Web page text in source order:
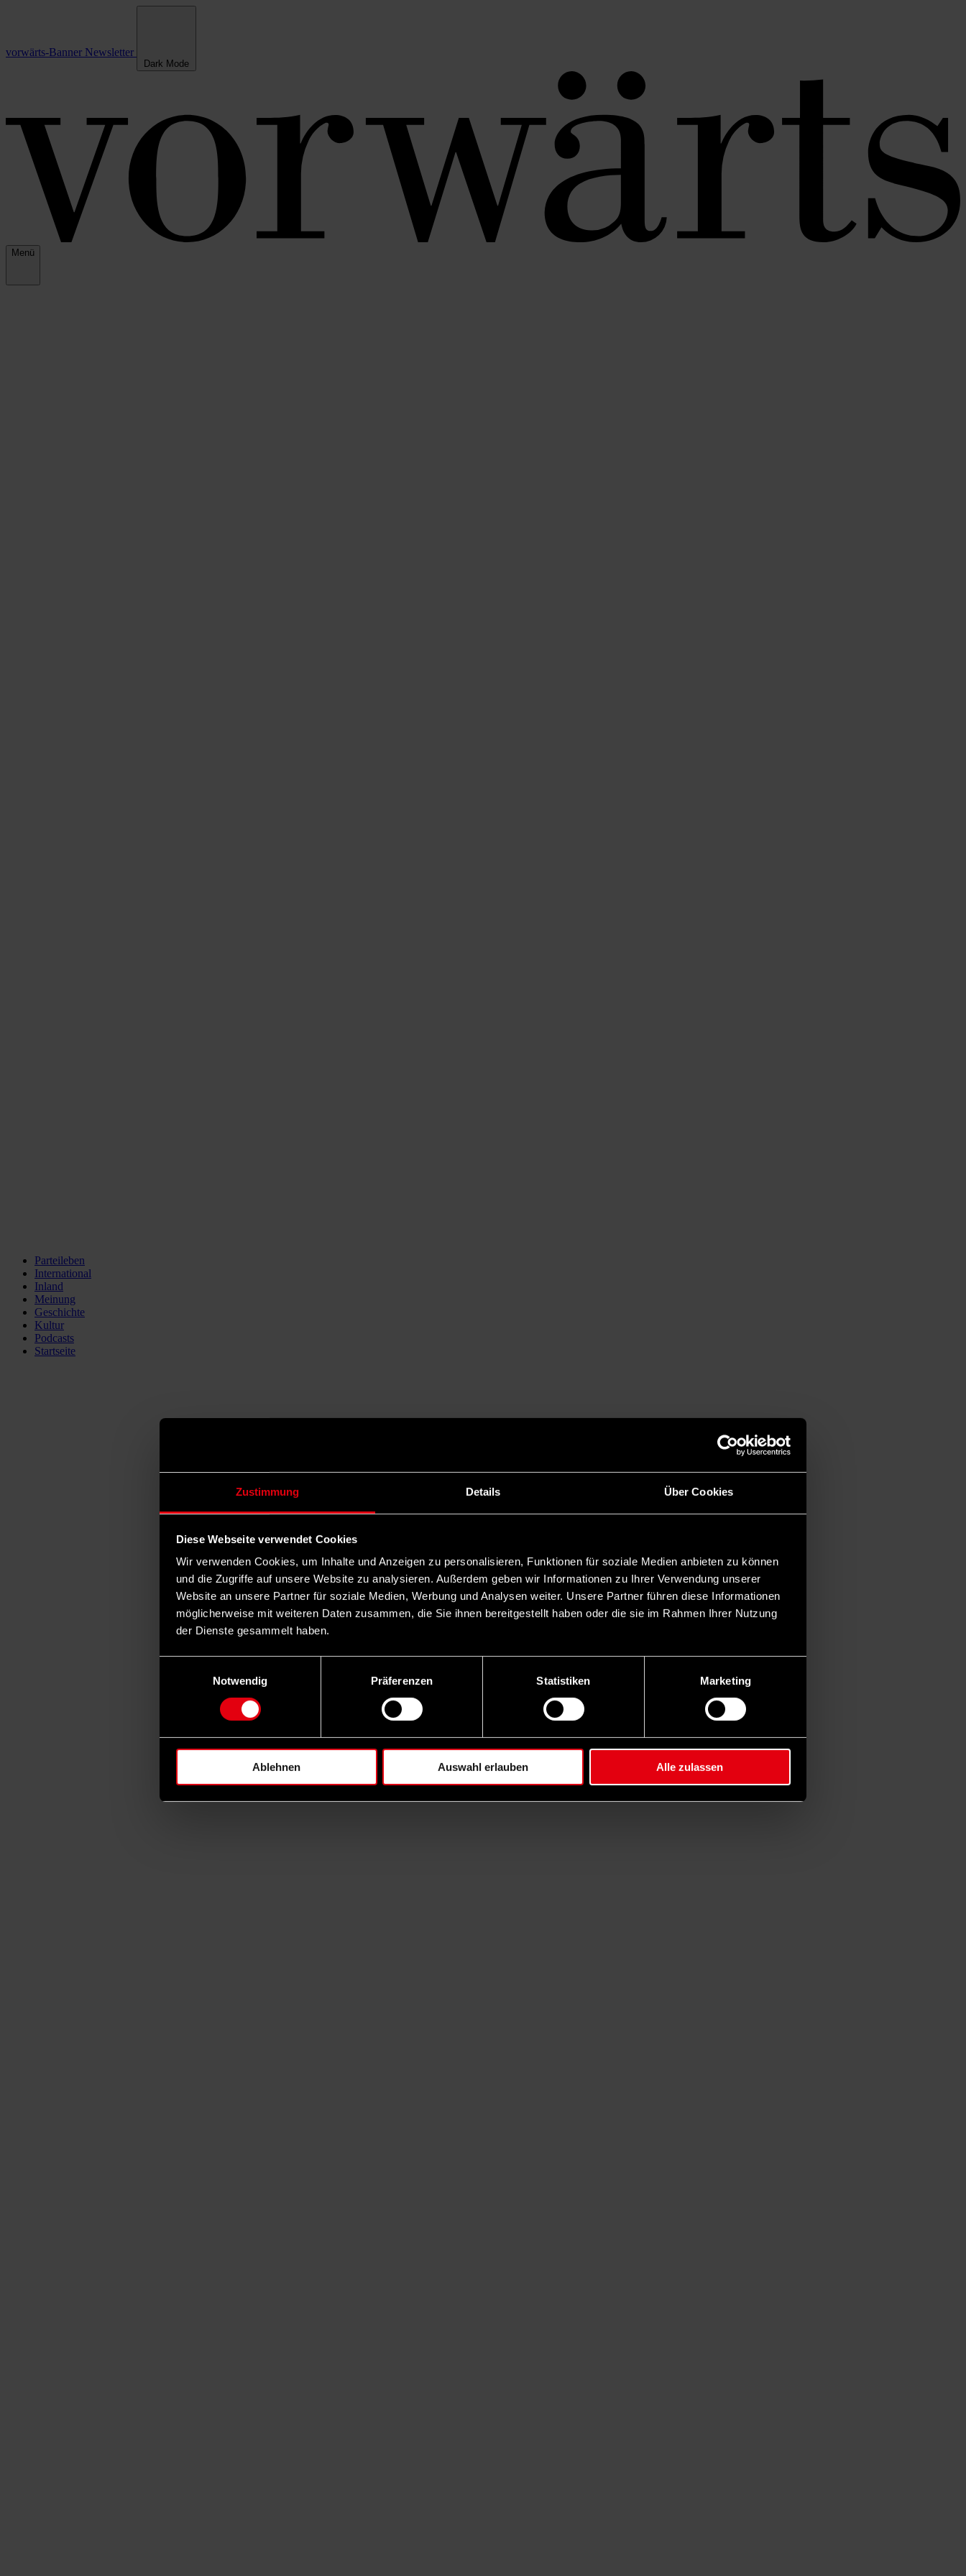
Zustimmung Details Über Cookies
Diese Webseite verwendet Cookies
Wir verwenden Cookies, um Inhalte und Anzeigen zu personalisieren, Funktionen für soziale Medien anbieten zu können
und die Zugriffe auf unsere Website zu analysieren. Außerdem geben wir Informationen zu Ihrer Verwendung unserer
Website an unsere Partner für soziale Medien, Werbung und Analysen weiter. Unsere Partner führen diese Informationen
möglicherweise mit weiteren Daten zusammen, die Sie ihnen bereitgestellt haben oder die sie im Rahmen Ihrer Nutzung
der Dienste gesammelt haben.
Notwendig
Präferenzen Statistiken Marketing
Ablehnen Auswahl erlauben Alle zulassen
vorwärts-Banner Newsletter
Dark Mode
Menü
Parteileben
International
Inland
Meinung
Geschichte
Kultur
Podcasts
Startseite